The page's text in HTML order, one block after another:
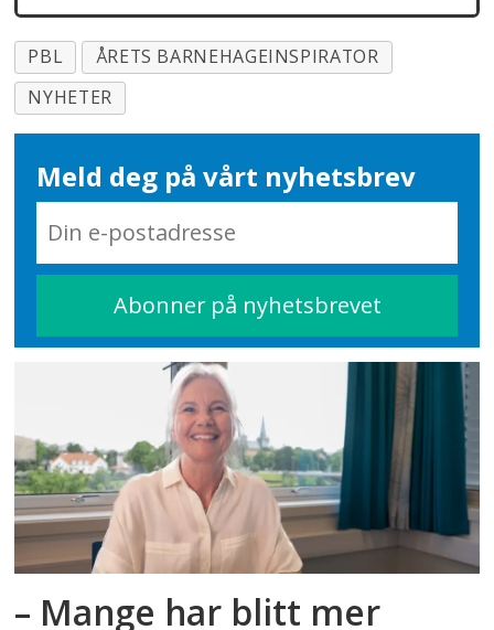
PBL
ÅRETS BARNEHAGEINSPIRATOR
NYHETER
Meld deg på vårt nyhetsbrev
– Mange har blitt mer